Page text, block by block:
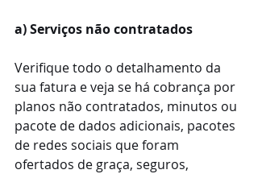
a) Serviços não contratados
Verifique todo o detalhamento da
sua fatura e veja se há cobrança por
planos não contratados, minutos ou
pacote de dados adicionais, pacotes
de redes sociais que foram
ofertados de graça, seguros,